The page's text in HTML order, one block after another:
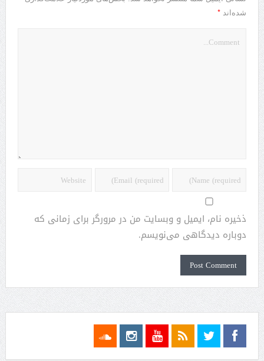
شده‌اند *
ذخیره نام، ایمیل و وبسایت من در مرورگر برای زمانی که
دوباره دیدگاهی می‌نویسم.